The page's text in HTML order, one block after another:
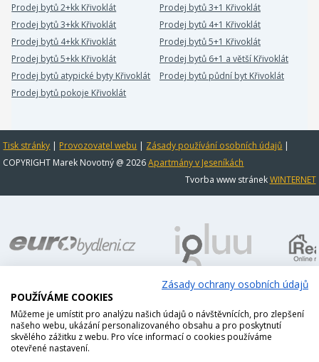
Prodej bytů 2+kk Křivoklát
Prodej bytů 3+1 Křivoklát
Prodej bytů 3+kk Křivoklát
Prodej bytů 4+1 Křivoklát
Prodej bytů 4+kk Křivoklát
Prodej bytů 5+1 Křivoklát
Prodej bytů 5+kk Křivoklát
Prodej bytů 6+1 a větší Křivoklát
Prodej bytů atypické byty Křivoklát
Prodej bytů půdní byt Křivoklát
Prodej bytů pokoje Křivoklát
Tisk stránky | Provozovatel webu | Zásady používání osobních údajů |
COPYRIGHT Marek Novotný @ 2026Apartmány v Jeseníkách
Tvorba www stránekWINTERNET
Zásady ochrany osobních údajů
POUŽÍVÁME COOKIES
Můžeme je umístit pro analýzu našich údajů o návštěvnících, pro zlepšení
našeho webu, ukázání personalizovaného obsahu a pro poskytnutí
skvělého zážitku z webu. Pro více informací o cookies používáme
otevřené nastavení.